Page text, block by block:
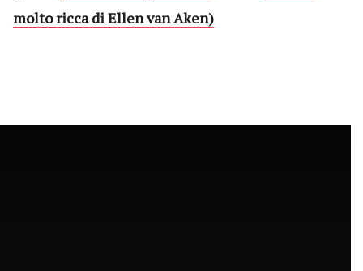
molto ricca di Ellen van Aken)